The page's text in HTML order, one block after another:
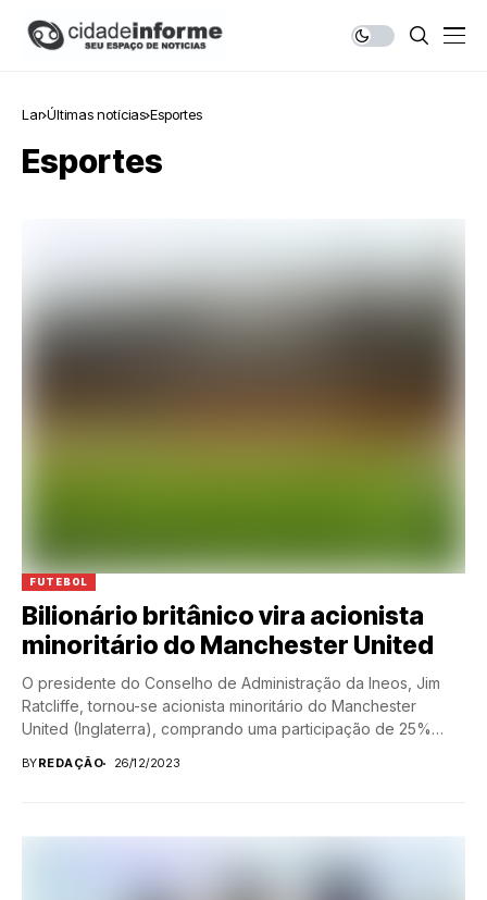
Lar Últimas notícias Esportes
Esportes
FUTEBOL
Bilionário britânico vira acionista
minoritário do Manchester United
O presidente do Conselho de Administração da Ineos, Jim
Ratcliffe, tornou-se acionista minoritário do Manchester
United (Inglaterra), comprando uma participação de 25%
BYREDAÇÃO 26/12/2023